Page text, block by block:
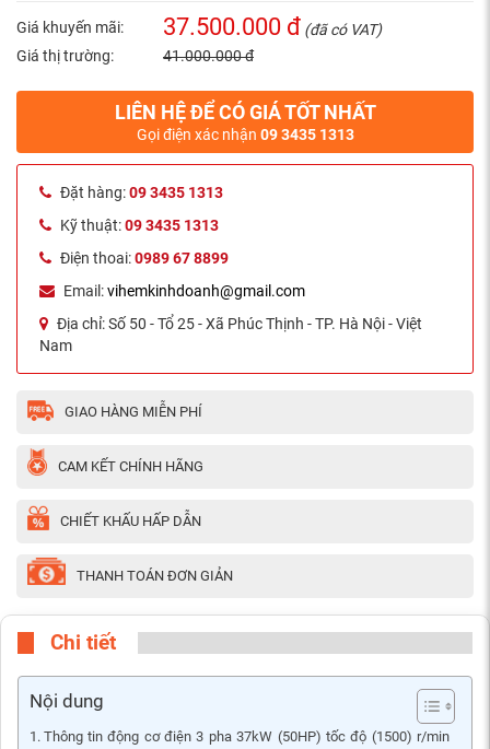
Giá khuyến mãi: 37.500.000 đ (đã có VAT)
Giá thị trường:
41.000.000 đ
LIÊN HỆ ĐỂ CÓ GIÁ TỐT NHẤT
Gọi điện xác nhận 09 3435 1313
Đặt hàng:09 3435 1313
Kỹ thuật:09 3435 1313
Điện thoai:0989 67 8899
Email:vihemkinhdoanh@gmail.com
Địa chỉ:Số 50 - Tổ 25 - Xã Phúc Thịnh - TP. Hà Nội - Việt
Nam
GIAO HÀNG MIỄN PHÍ
CAM KẾT CHÍNH HÃNG
CHIẾT KHẤU HẤP DẪN
THANH TOÁN ĐƠN GIẢN
Chi tiết
Nội dung
Thông tin động cơ điện 3 pha 37kW (50HP) tốc độ (1500) r/min